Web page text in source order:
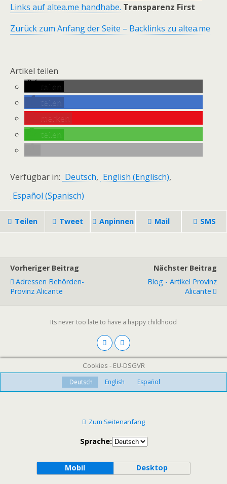
Links auf altea.me handhabe. Transparenz First
Zurück zum Anfang der Seite – Backlinks zu altea.me
Artikel teilen
teilen
teilen
merken
teilen
Verfügbar in: Deutsch English (Englisch)
Español (Spanisch)
Teilen Tweet Anpinnen Mail SMS
Vorheriger Beitrag
Adressen Behörden-
Provinz Alicante
Nächster Beitrag
Blog - Artikel Provinz
Alicante
Its never too late to have a happy childhood
Cookies - EU-DSGVR
Deutsch English Español
Zum Seitenanfang
Sprache:
Mobil Desktop